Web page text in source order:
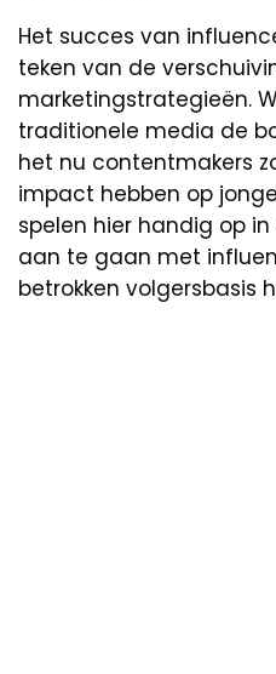
Het succes van
teken van de
marketingstrategieën.
traditionele media de
het nu contentmakers
impact hebben op
spelen hier handig op
aan te gaan met
betrokken volgersbasis